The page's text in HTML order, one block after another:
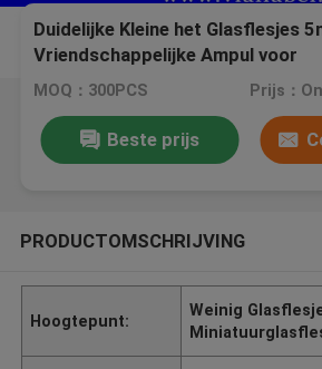
Duidelijke Kleine het Glasflesjes
Vriendschappelijke Ampul voor
Geneeskundevloeistof
MOQ：300PCS Prijs：
Beste prijs
PRODUCTOMSCHRIJVING
Hoogtepunt:
Weinig